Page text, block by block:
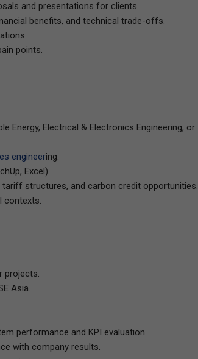
and presentations for clients.
benefits, and technical trade-offs.
points.
Energy, Electrical & Electronics Engineering, or
engineering.
Excel).
structures, and carbon credit opportunities.
contexts.
projects.
Asia.
performance and KPI evaluation.
with company results.